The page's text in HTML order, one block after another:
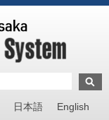
日本語 English